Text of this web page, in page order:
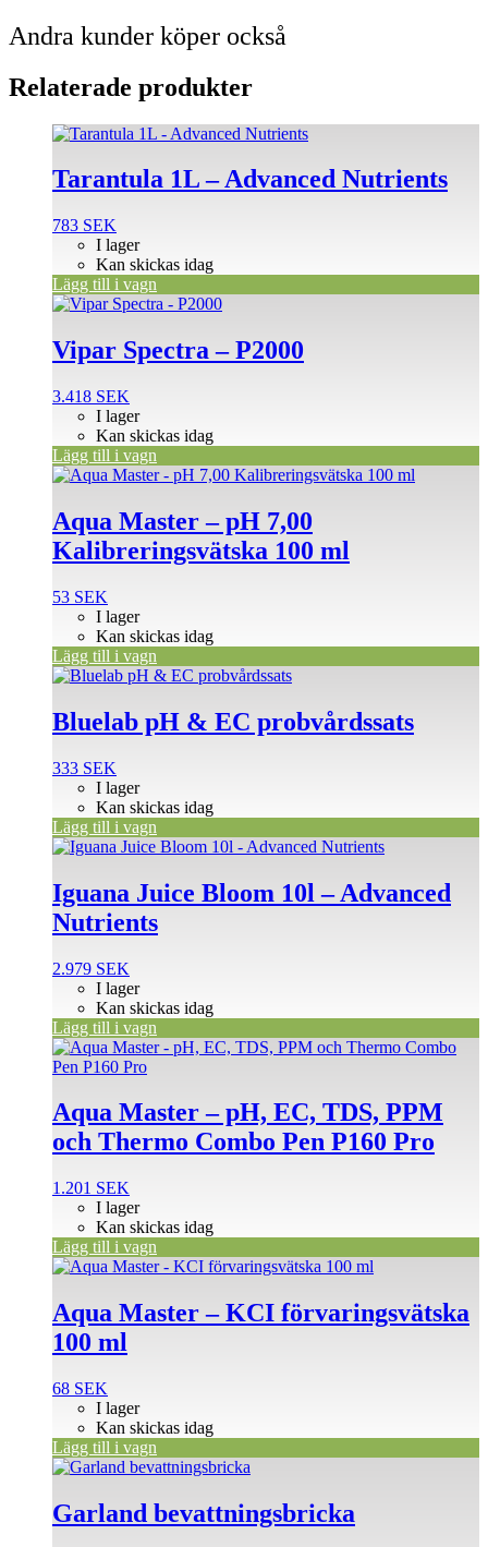
Andra kunder köper också
Relaterade produkter
Tarantula 1L – Advanced Nutrients
783 SEK
I lager
Kan skickas idag
Lägg till i vagn
Vipar Spectra – P2000
3.418 SEK
I lager
Kan skickas idag
Lägg till i vagn
Aqua Master – pH 7,00
Kalibreringsvätska 100 ml
53 SEK
I lager
Kan skickas idag
Lägg till i vagn
Bluelab pH & EC probvårdssats
333 SEK
I lager
Kan skickas idag
Lägg till i vagn
Iguana Juice Bloom 10l – Advanced
Nutrients
2.979 SEK
I lager
Kan skickas idag
Lägg till i vagn
Aqua Master – pH, EC, TDS, PPM
och Thermo Combo Pen P160 Pro
1.201 SEK
I lager
Kan skickas idag
Lägg till i vagn
Aqua Master – KCI förvaringsvätska
100 ml
68 SEK
I lager
Kan skickas idag
Lägg till i vagn
Garland bevattningsbricka
Den
produkten
har